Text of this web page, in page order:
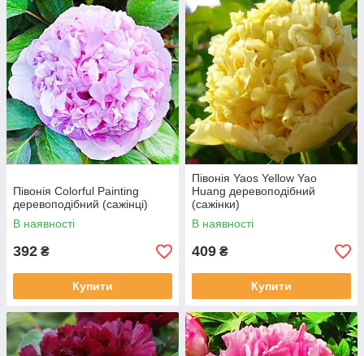
Півонія Colorful Painting
деревоподібний (сажінці)
В наявності
392 ₴
Купити
Півонія Yaos Yellow Yao
Huang деревоподібний
(сажінки)
В наявності
409 ₴
Купити